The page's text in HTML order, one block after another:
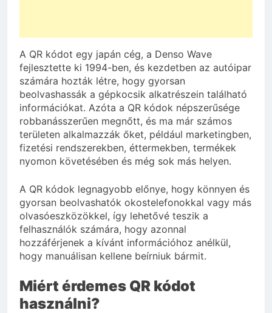
A QR kódot egy japán cég, a Denso Wave
fejlesztette ki 1994-ben, és kezdetben az autóipar
számára hozták létre, hogy gyorsan
beolvashassák a gépkocsik alkatrészein található
információkat. Azóta a QR kódok népszerűsége
robbanásszerűen megnőtt, és ma már számos
területen alkalmazzák őket, például marketingben,
fizetési rendszerekben, éttermekben, termékek
nyomon követésében és még sok más helyen.
A QR kódok legnagyobb előnye, hogy könnyen és
gyorsan beolvashatók okostelefonokkal vagy más
olvasóeszközökkel, így lehetővé teszik a
felhasználók számára, hogy azonnal
hozzáférjenek a kívánt információhoz anélkül,
hogy manuálisan kellene beírniuk bármit.
Miért érdemes QR kódot
használni?